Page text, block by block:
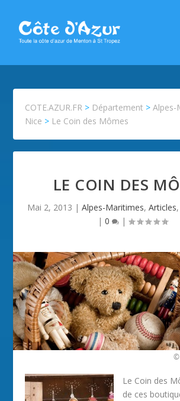
COTE.AZUR.FR > Département >Alpes-
Nice > Le Coin des Mômes
LE COIN DES
Mai 2, 2013 | Alpes-Maritimes, Articles,
| 0 |
©
Le Coin des
de ces